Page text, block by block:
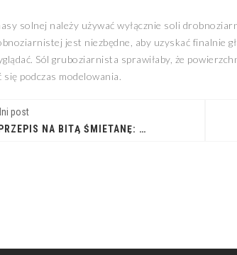
solnej należy używać wyłącznie soli
jest niezbędne, aby uzyskać finalnie
Sól gruboziarnista sprawiłaby, że
podczas modelowania.
post
IDEALNY PRZEPIS NA BITĄ ŚMIETANĘ: SEKRET PUSZYSTYCH DESERÓW